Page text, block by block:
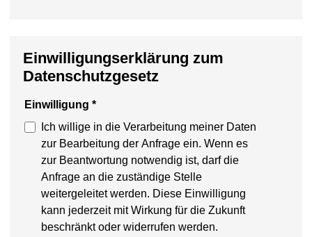
Einwilligungserklärung zum
Datenschutzgesetz
Einwilligung *
Ich willige in die Verarbeitung meiner Daten
zur Bearbeitung der Anfrage ein. Wenn es
zur Beantwortung notwendig ist, darf die
Anfrage an die zuständige Stelle
weitergeleitet werden. Diese Einwilligung
kann jederzeit mit Wirkung für die Zukunft
beschränkt oder widerrufen werden.